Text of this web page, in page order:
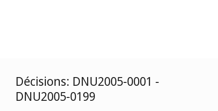
Décisions: DNU2005-0001 -
DNU2005-0199